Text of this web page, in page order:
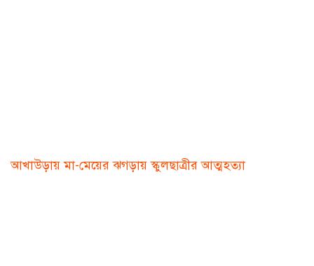
আখাউড়ায় মা-মেয়ের ঝগড়ায় স্কুলছাত্রীর আত্মহত্যা